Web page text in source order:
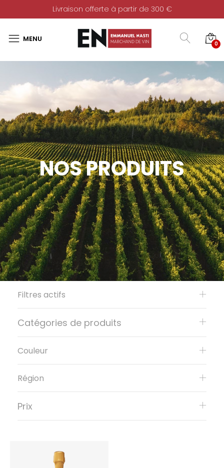
Livraison offerte à partir de 300 €
0
NOS PRODUITS
Filtres actifs
Catégories de produits
Couleur
Région
Prix